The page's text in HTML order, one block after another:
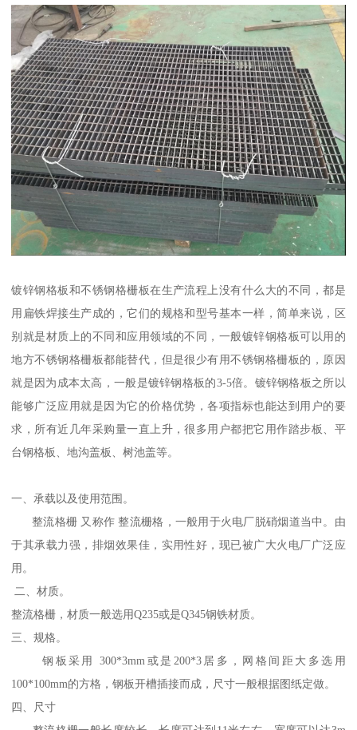
镀锌钢格板和不锈钢格栅板在生产流程上没有什么大的不同，都是
用扁铁焊接生产成的，它们的规格和型号基本一样，简单来说，区
别就是材质上的不同和应用领域的不同，一般镀锌钢格板可以用的
地方不锈钢格栅板都能替代，但是很少有用不锈钢格栅板的，原因
就是因为成本太高，一般是镀锌钢格板的3-5倍。镀锌钢格板之所以
能够广泛应用就是因为它的价格优势，各项指标也能达到用户的要
求，所有近几年采购量一直上升，很多用户都把它用作踏步板、平
台钢格板、地沟盖板、树池盖等。
一、承载以及使用范围。
整流格栅 又称作 整流栅格，一般用于火电厂脱硝烟道当中。由
于其承载力强，排烟效果佳，实用性好，现已被广大火电厂广泛应
用。
二、材质。
整流格栅，材质一般选用Q235或是Q345钢铁材质。
三、规格。
钢板采用 300*3mm或是200*3居多，网格间距大多选用
100*100mm的方格，钢板开槽插接而成，尺寸一般根据图纸定做。
四、尺寸